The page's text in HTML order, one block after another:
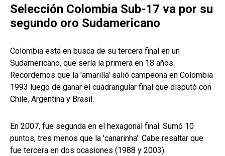
Selección Colombia Sub-17 va por su
segundo oro Sudamericano
Colombia está en busca de su tercera final en un
Sudamericano, que sería la primera en 18 años.
Recordemos que la 'amarilla' salió campeona en Colombia
1993 luego de ganar el cuadrangular final que disputó con
Chile, Argentina y Brasil.
En 2007, fue segunda en el hexagonal final. Sumó 10
puntos, tres menos que la 'canarinha'. Cabe resaltar que
fue tercera en dos ocasiones (1988 y 2003).